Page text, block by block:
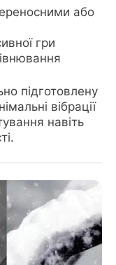
або
гри
підготовлену
вібрації
навіть